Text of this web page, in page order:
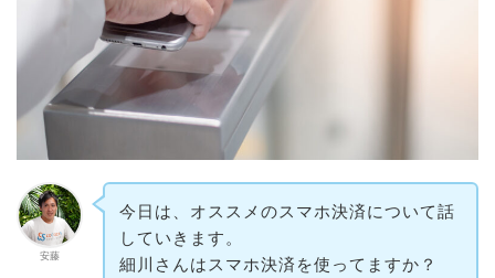
安藤
今日は、オススメのスマホ決済について話
していきます。
細川さんはスマホ決済を使ってますか？